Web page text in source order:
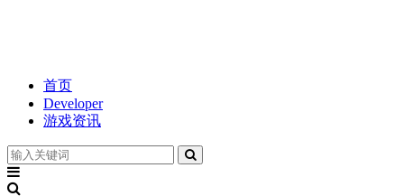
首页
Developer
游戏资讯